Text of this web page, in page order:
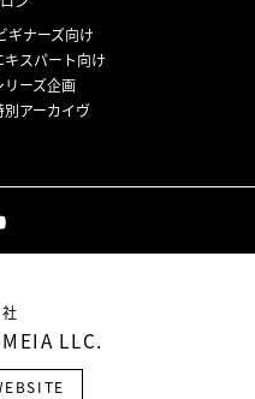
ギナーズ向け
キスパート向け
リーズ企画
別アーカイヴ
LLC.